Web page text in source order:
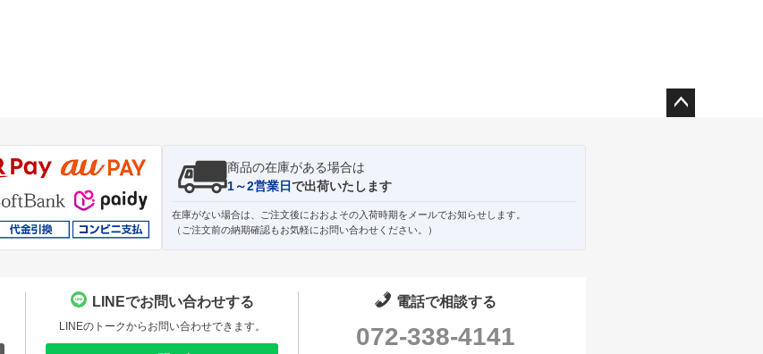
商品の在庫がある場合は
1～2営業日で出荷いたします
在庫がない場合は、ご注文後におおよその入荷時期をメールでお知らせします。
（ご注文前の納期確認もお気軽にお問い合わせください。）
LINEでお問い合わせする
LINEのトークからお問い合わせできます。
電話で相談する
072-338-4141